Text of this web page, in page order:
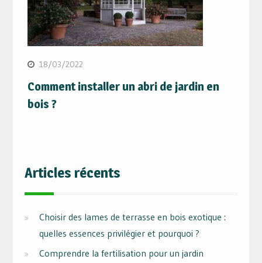
18/03/2022
Comment installer un abri de jardin en
bois ?
Articles récents
Choisir des lames de terrasse en bois exotique :
quelles essences privilégier et pourquoi ?
Comprendre la fertilisation pour un jardin